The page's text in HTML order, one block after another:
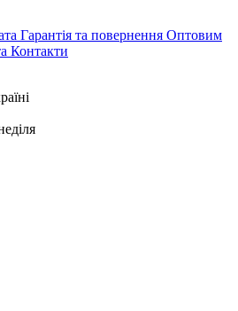
Гарантія та повернення Оптовим
Контакти